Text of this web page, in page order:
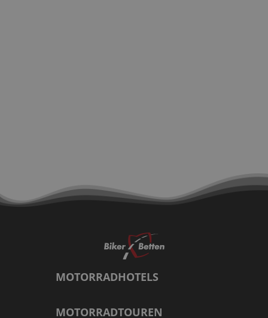
MOTORRADHOTELS
MOTORRADTOUREN